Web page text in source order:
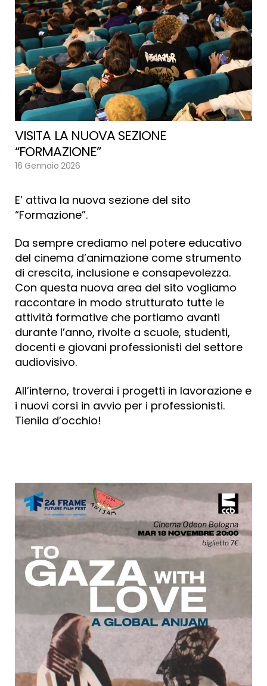
VISITA LA NUOVA SEZIONE
“FORMAZIONE”
16 Gennaio 2026
E’ attiva la nuova sezione del sito
“Formazione”.
Da sempre crediamo nel potere educativo
del cinema d’animazione come strumento
di crescita, inclusione e consapevolezza.
Con questa nuova area del sito vogliamo
raccontare in modo strutturato tutte le
attività formative che portiamo avanti
durante l’anno, rivolte a scuole, studenti,
docenti e giovani professionisti del settore
audiovisivo.
All’interno, troverai i progetti in lavorazione e
i nuovi corsi in avvio per i professionisti.
Tienila d’occhio!